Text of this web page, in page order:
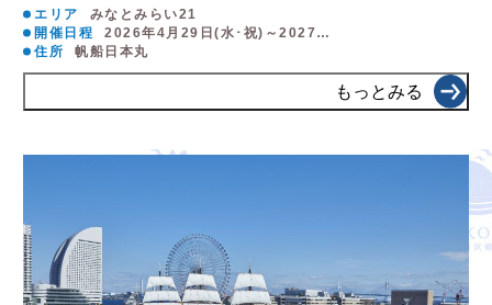
エリア
みなとみらい21
開催日程
2026年4月29日(水･祝)～2027…
住所
帆船日本丸
もっとみる